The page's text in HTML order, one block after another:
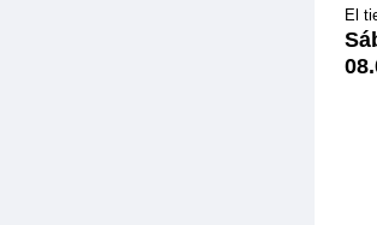
El